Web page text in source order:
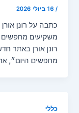
/ 16 ביולי 2026
כתבה על רונן
משקיעים
רונן אורן באתר
מחפשים היום״,
כללי